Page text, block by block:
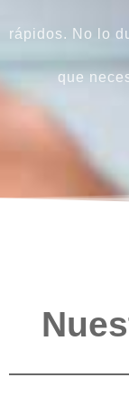
rápidos. No lo
que